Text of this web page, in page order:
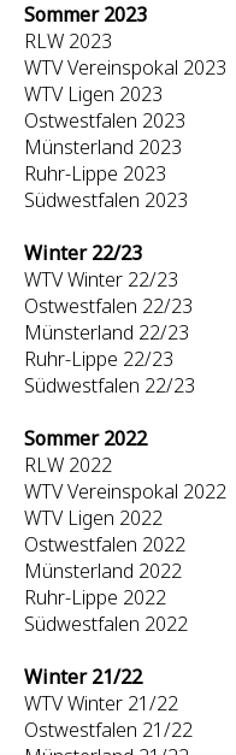
Sommer 2023
RLW 2023
WTV Vereinspokal 2023
WTV Ligen 2023
Ostwestfalen 2023
Münsterland 2023
Ruhr-Lippe 2023
Südwestfalen 2023
Winter 22/23
WTV Winter 22/23
Ostwestfalen 22/23
Münsterland 22/23
Ruhr-Lippe 22/23
Südwestfalen 22/23
Sommer 2022
RLW 2022
WTV Vereinspokal 2022
WTV Ligen 2022
Ostwestfalen 2022
Münsterland 2022
Ruhr-Lippe 2022
Südwestfalen 2022
Winter 21/22
WTV Winter 21/22
Ostwestfalen 21/22